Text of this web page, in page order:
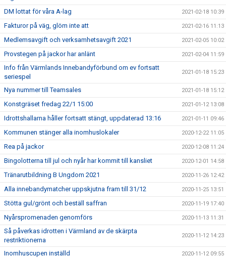
DM lottat för våra A-lag 2021-02-18 10:39
Fakturor på väg, glöm inte att 2021-02-16 11:13
Medlemsavgift och verksamhetsavgift 2021 2021-02-05 10:02
Provstegen på jackor har anlänt 2021-02-04 11:59
Info från Värmlands Innebandyförbund om ev fortsatt
seriespel
2021-01-18 15:23
Nya nummer till Teamsales 2021-01-18 15:12
Konstgräset fredag 22/1 15:00 2021-01-12 13:08
Idrottshallarna håller fortsatt stängt, uppdaterad 13:16 2021-01-11 09:46
Kommunen stänger alla inomhuslokaler 2020-12-22 11:05
Rea på jackor 2020-12-08 11:24
Bingolotterna till jul och nyår har kommit till kansliet 2020-12-01 14:58
Tränarutbildning B Ungdom 2021 2020-11-26 12:42
Alla innebandymatcher uppskjutna fram till 31/12 2020-11-25 13:51
Stötta gul/grönt och beställ saffran 2020-11-19 17:40
Nyårspromenaden genomförs 2020-11-13 11:31
Så påverkas idrotten i Värmland av de skärpta
restriktionerna
2020-11-12 14:23
Inomhuscupen inställd 2020-11-12 09:55